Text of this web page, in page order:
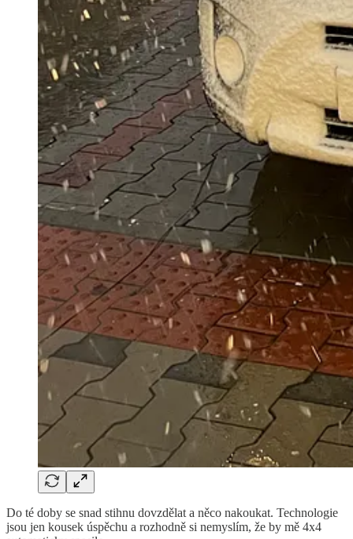
Do té doby se snad stihnu dovzdělat a něco nakoukat. Technologie
jsou jen kousek úspěchu a rozhodně si nemyslím, že by mě 4x4